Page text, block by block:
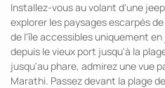
Installez-vous au volant d'une
explorer les paysages escarpés
de l'île accessibles uniquement
depuis le vieux port jusqu'à la
jusqu'au phare, admirez une vue
Marathi. Passez devant la plage